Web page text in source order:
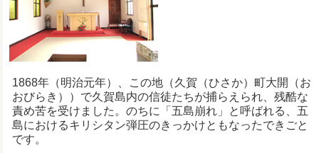
1868年（明治元年）、この地（久賀（ひさか）町大開（お
おびらき））で久賀島内の信徒たちが捕らえられ、残酷な
責め苦を受けました。のちに「五島崩れ」と呼ばれる、五
島におけるキリシタン弾圧のきっかけともなったできごと
です。